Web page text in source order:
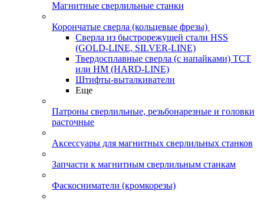
Магнитные сверлильные станки
Корончатые сверла (кольцевые фрезы)
Сверла из быстрорежущей стали HSS
(GOLD-LINE, SILVER-LINE)
Твердосплавные сверла (с напайками) ТСТ
или HM (HARD-LINE)
Штифты-выталкиватели
Еще
Патроны сверлильные, резьбонарезные и головки
расточные
Аксессуары для магнитных сверлильных станков
Запчасти к магнитным сверлильным станкам
Фаскосниматели (кромкорезы)